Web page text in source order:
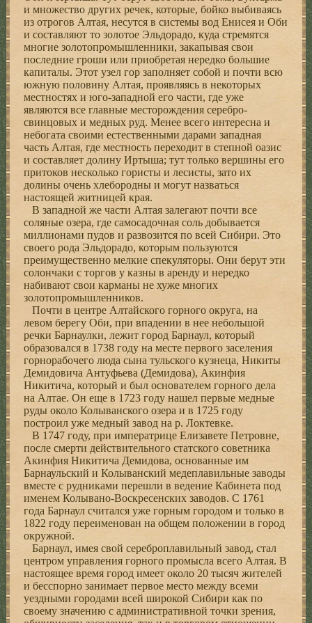
и множество других речек, которые, бойко выбиваясь
из отрогов Алтая, несутся в системы вод Енисея и Оби
и составляют то золотое Эльдорадо, куда стремятся
многие золотопромышленники, закапывая свои
последние гроши или приобретая нередко большие
капиталы. Этот узел гор заполняет собой и почти всю
южную половину Алтая, проявляясь в некоторых
местностях и юго-западной его части, где уже
являются все главные месторождения серебро-
свинцовых и медных руд. Менее всего интересна и
небогата своими естественными дарами западная
часть Алтая, где местность переходит в степной оазис
и составляет долину Иртыша; тут только вершины его
притоков несколько гористы и лесисты, зато их
долины очень хлебородны и могут назваться
настоящей житницей края.
В западной же части Алтая залегают почти все
соляные озера, где самосадочная соль добывается
миллионами пудов и развозится по всей Сибири. Это
своего рода Эльдорадо, которым пользуются
преимущественно мелкие спекуляторы. Они берут эти
солончаки с торгов у казны в аренду и нередко
набивают свои карманы не хуже многих
золотопромышленников.
Почти в центре Алтайского горного округа, на
левом берегу Оби, при впадении в нее небольшой
речки Барнаулки, лежит город Барнаул, который
образовался в 1738 году на месте первого заселения
горнорабочего люда сына тульского кузнеца, Никиты
Демидовича Антуфьева (Демидова), Акинфия
Никитича, который и был основателем горного дела
на Алтае. Он еще в 1723 году нашел первые медные
руды около Колыванского озера и в 1725 году
построил уже медный завод на р. Локтевке.
В 1747 году, при императрице Елизавете Петровне,
после смерти действительного статского советника
Акинфия Никитича Демидова, основанные им
Барнаульский и Колыванский медеплавильные заводы
вместе с рудниками перешли в ведение Кабинета под
именем Колывано-Воскресенских заводов. С 1761
года Барнаул считался уже горным городом и только в
1822 году переименован на общем положении в город
окружной.
Барнаул, имея свой сереброплавильный завод, стал
центром управления горного промысла всего Алтая. В
настоящее время город имеет около 20 тысяч жителей
и бесспорно занимает первое место между всеми
уездными городами всей широкой Сибири как по
своему значению с административной точки зрения,